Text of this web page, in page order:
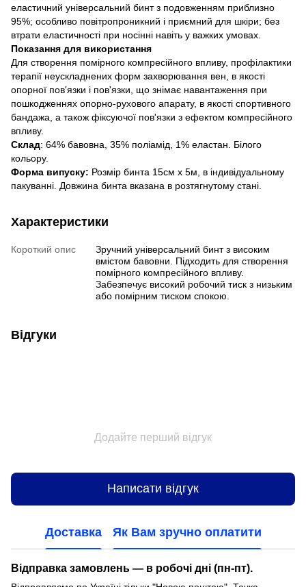
еластичний універсальний бинт з подовженням приблизно
95%; особливо повітропроникний і приємний для шкіри; без
втрати еластичності при носінні навіть у важких умовах.
Показання для використання
Для створення помірного компресійного впливу, профілактики
терапії неускладнених форм захворювання вен, в якості
опорної пов'язки і пов'язки, що знімає навантаження при
пошкодженнях опорно-рухового апарату, в якості спортивного
бандажа, а також фіксуючої пов'язки з ефектом компресійного
впливу.
Склад: 64% бавовна, 35% поліамід, 1% еластан. Білого
кольору.
Форма випуску: Розмір бинта 15см х 5м, в індивідуальному
пакуванні. Довжина бинта вказана в розтягнутому стані.
Характеристики
Короткий опис
Зручний універсальний бинт з високим
вмістом бавовни. Підходить для створення
помірного компресійного впливу.
Забезпечує високий робочий тиск з низьким
або помірним тиском спокою.
Відгуки
Додайте перший відгук
Написати відгук
Доставка Як Вам зручно оплатити
Відправка замовлень — в робочі дні (пн-пт).